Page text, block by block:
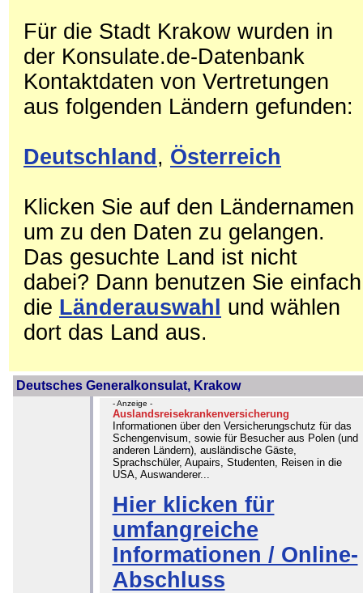
Für die Stadt Krakow wurden in
der Konsulate.de-Datenbank
Kontaktdaten von Vertretungen
aus folgenden Ländern gefunden:
Deutschland , Österreich
Klicken Sie auf den Ländernamen
um zu den Daten zu gelangen.
Das gesuchte Land ist nicht
dabei? Dann benutzen Sie einfach
die Länderauswahl
und wählen
dort das Land aus.
Deutsches Generalkonsulat, Krakow
- Anzeige -
Auslandsreisekrankenversicherung
Informationen über den Versicherungschutz für das
Schengenvisum, sowie für Besucher aus Polen (und
anderen Ländern), ausländische Gäste,
Sprachschüler, Aupairs, Studenten, Reisen in die
USA, Auswanderer...
Hier klicken für
umfangreiche
Informationen / Online-
Abschluss